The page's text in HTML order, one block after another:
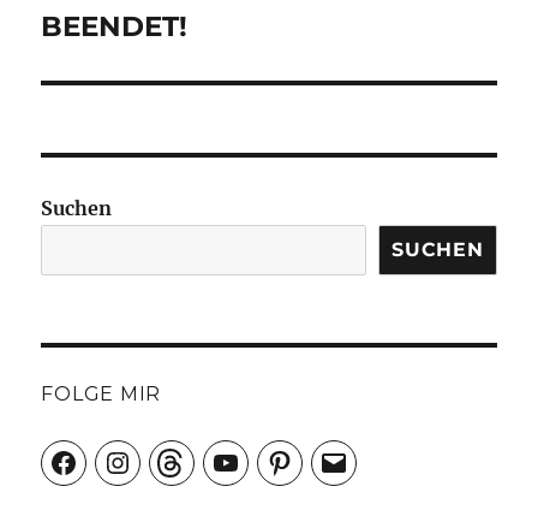
BEENDET!
Suchen
SUCHEN
FOLGE MIR
FacebookInstagramThreadsYouTubePinterest
E-
Mail